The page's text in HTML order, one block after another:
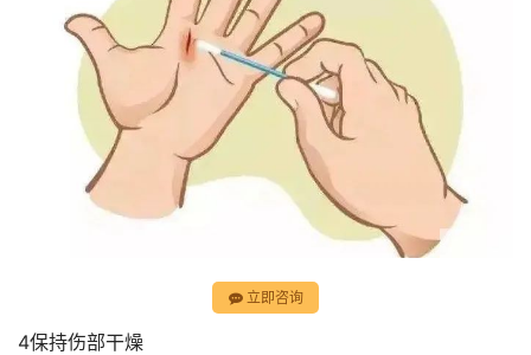
立即咨询
4保持伤部干燥